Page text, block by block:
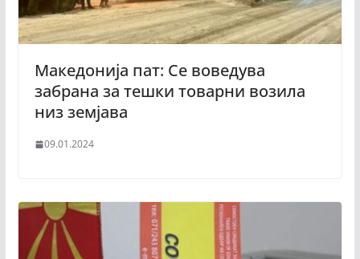
Македонија пат: Се воведува
забрана за тешки товарни возила
низ земјава
09.01.2024